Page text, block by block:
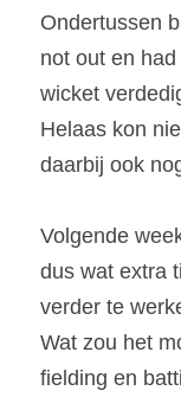
Ondertussen
not out en
wicket
Helaas kon
daarbij ook
Volgende
dus wat extra
verder te
Wat zou het
fielding en